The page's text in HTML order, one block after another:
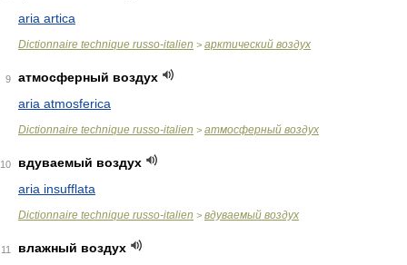
aria artica
Dictionnaire technique russo-italien > арктический воздух
9
атмосферный воздух
aria atmosferica
Dictionnaire technique russo-italien > атмосферный воздух
10
вдуваемый воздух
aria insufflata
Dictionnaire technique russo-italien > вдуваемый воздух
11 влажный воздух